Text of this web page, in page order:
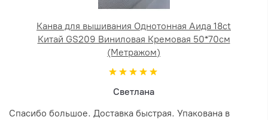
Канва для вышивания Однотонная Аида 18ct
Китай GS209 Виниловая Кремовая 50*70см
(Метражом)
Светлана
Спасибо большое. Доставка быстрая. Упакована в